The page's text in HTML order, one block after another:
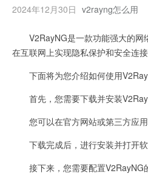
2024年12月30日 v2rayng怎么用
V2RayNG是一款功能强大的网
在互联网上实现隐私保护和安全连接
下面将为您介绍如何使用
首先，您需要下载并安装
您可以在官方网站或第三方应用
下载完成后，进行安装并打开软
接下来，您需要配置V2RayNG